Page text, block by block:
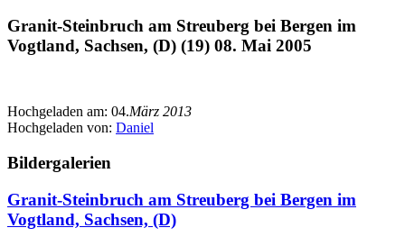
Granit-Steinbruch am Streuberg bei Bergen im
Vogtland, Sachsen, (D) (19) 08. Mai 2005
Hochgeladen am: 04.März 2013
Hochgeladen von: Daniel
Bildergalerien
Granit-Steinbruch am Streuberg bei Bergen im
Vogtland, Sachsen, (D)